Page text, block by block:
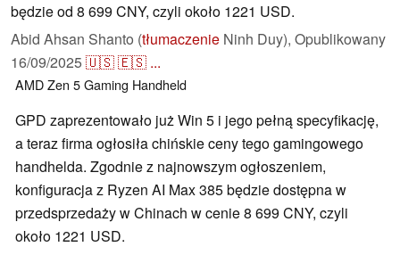
będzie od 8 699 CNY, czyli około 1221 USD.
Abid Ahsan Shanto (tłumaczenie Ninh Duy), Opublikowany
16/09/2025🇺🇸🇪🇸 ...
AMDZen 5Gaming Handheld
GPD zaprezentowało już Win 5 i jego pełną specyfikację,
a teraz firma ogłosiła chińskie ceny tego gamingowego
handhelda. Zgodnie z najnowszym ogłoszeniem,
konfiguracja z Ryzen AI Max 385 będzie dostępna w
przedsprzedaży w Chinach w cenie 8 699 CNY, czyli
około 1221 USD.